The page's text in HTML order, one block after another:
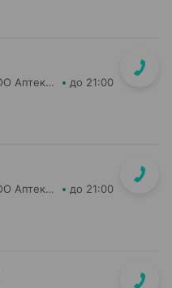
Столичная Аптека СП Самбест ООО Аптека №1 до 21:00
Столичная Аптека СП Самбест ООО Аптека №16 до 21:00